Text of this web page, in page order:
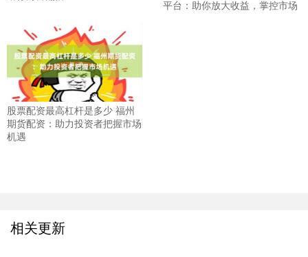
平台：助你放大收益，掌控市场
股票配资最高杠杆是多少 福州
期货配资：助力投资者把握市场
机遇
相关更新